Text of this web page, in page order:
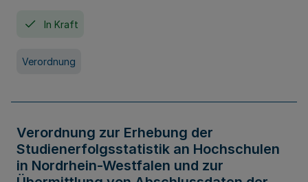
In Kraft
Verordnung
Verordnung zur Erhebung der
Studienerfolgsstatistik an Hochschulen
in Nordrhein-Westfalen und zur